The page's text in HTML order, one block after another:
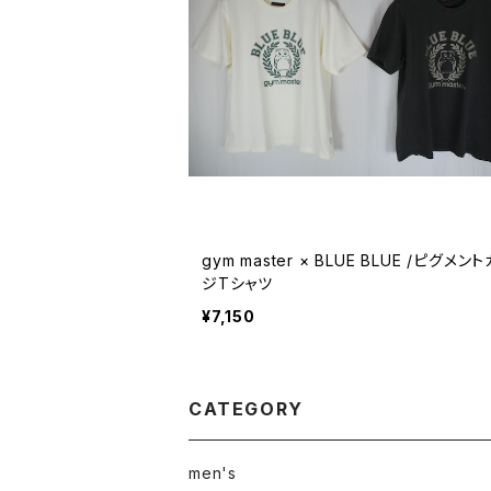
gym master × BLUE BLUE /ピグメント
ジTシャツ
¥7,150
CATEGORY
men's